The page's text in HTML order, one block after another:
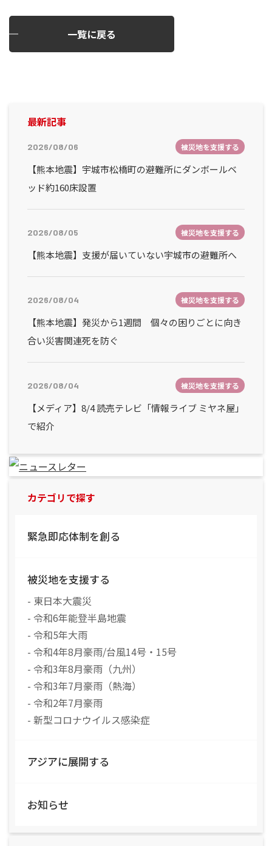
一覧に戻る
最新記事
2026/08/06 被災地を支援する
【熊本地震】宇城市松橋町の避難所にダンボールベ
ッド約160床設置
2026/08/05 被災地を支援する
【熊本地震】支援が届いていない宇城市の避難所へ
2026/08/04 被災地を支援する
【熊本地震】発災から1週間 個々の困りごとに向き
合い災害関連死を防ぐ
2026/08/04 被災地を支援する
【メディア】8/4 読売テレビ「情報ライブ ミヤネ屋」
で紹介
カテゴリで探す
緊急即応体制を創る
被災地を支援する
- 東日本大震災
- 令和6年能登半島地震
- 令和5年大雨
- 令和4年8月豪雨/台風14号・15号
- 令和3年8月豪雨（九州）
- 令和3年7月豪雨（熱海）
- 令和2年7月豪雨
- 新型コロナウイルス感染症
アジアに展開する
お知らせ